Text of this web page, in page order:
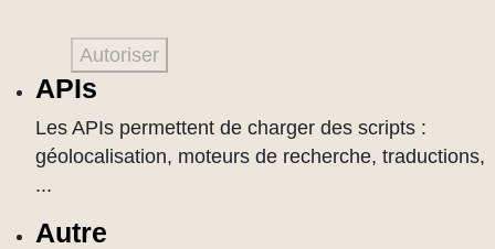
Autoriser
APIs
Les APIs permettent de charger des scripts :
géolocalisation, moteurs de recherche, traductions,
...
Autre